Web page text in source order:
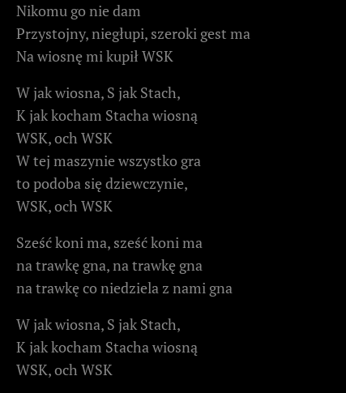
Nikomu go nie dam
Przystojny, niegłupi, szeroki gest ma
Na wiosnę mi kupił WSK
W jak wiosna, S jak Stach,
K jak kocham Stacha wiosną
WSK, och WSK
W tej maszynie wszystko gra
to podoba się dziewczynie,
WSK, och WSK
Sześć koni ma, sześć koni ma
na trawkę gna, na trawkę gna
na trawkę co niedziela z nami gna
W jak wiosna, S jak Stach,
K jak kocham Stacha wiosną
WSK, och WSK